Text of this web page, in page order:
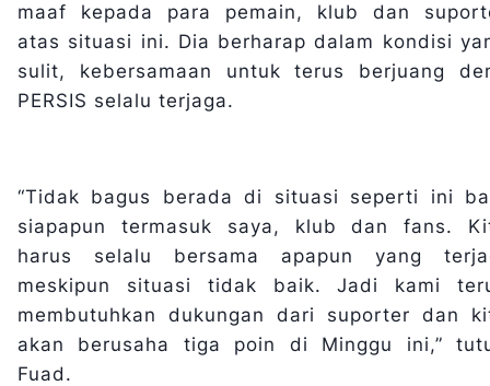
maaf kepada para pemain, klub dan
atas situasi ini. Dia berharap dalam kondisi
sulit, kebersamaan untuk terus berjuang
PERSIS selalu terjaga.
“Tidak bagus berada di situasi seperti ini
siapapun termasuk saya, klub dan fans.
harus selalu bersama apapun yang
meskipun situasi tidak baik. Jadi kami
membutuhkan dukungan dari suporter dan
akan berusaha tiga poin di Minggu ini,”
Fuad.